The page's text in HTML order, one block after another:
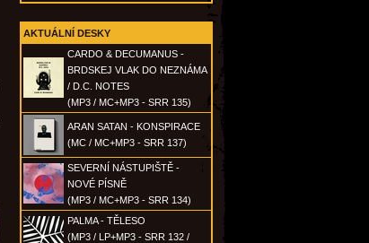
AKTUÁLNÍ DESKY
CARDO & DECUMANUS -
BRDSKEJ VLAK DO NEZNÁMA
/ D.C. NOTES
(MP3 / MC+MP3 - SRR 135)
ARAN SATAN - KONSPIRACE
(MC / MC+MP3 - SRR 137)
SEVERNÍ NÁSTUPIŠTĚ -
NOVÉ PÍSNĚ
(MP3 / MC+MP3 - SRR 134)
PALMA - TĚLESO
(MP3 / LP+MP3 - SRR 132 /